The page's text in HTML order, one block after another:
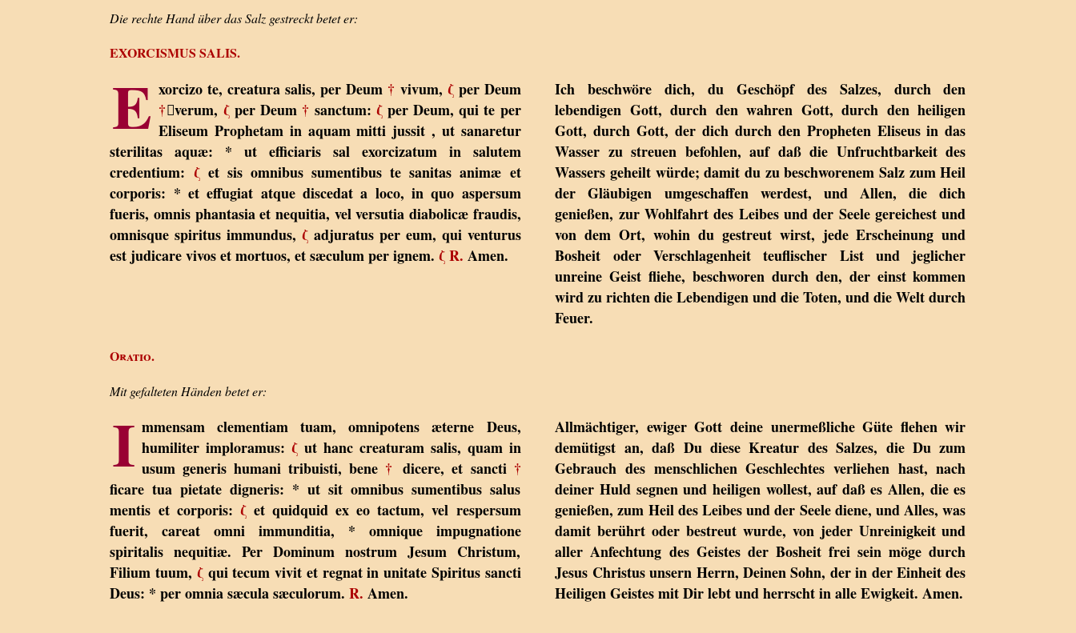
Die rechte Hand über das Salz gestreckt betet er:
EXORCISMUS SALIS.
E xorcizo te, creatura salis, per Deum † vivum, ζper Deum
†verum, ζper Deum † sanctum:ζ per Deum, qui te per
Eliseum Prophetam in aquam mitti jussit , ut sanaretur
sterilitas aquæ: * ut efficiaris sal exorcizatum in salutem
credentium: ζet sis omnibus sumentibus te sanitas animæ et
corporis: * et effugiat atque discedat a loco, in quo aspersum
fueris, omnis phantasia et nequitia, vel versutia diabolicæ fraudis,
omnisque spiritus immundus,ζ adjuratus per eum, qui venturus
est judicare vivos et mortuos, et sæculum per ignem.ζ R. Amen.
Ich beschwöre dich, du Geschöpf des Salzes, durch den
lebendigen Gott, durch den wahren Gott, durch den heiligen
Gott, durch Gott, der dich durch den Propheten Eliseus in das
Wasser zu streuen befohlen, auf daß die Unfruchtbarkeit des
Wassers geheilt würde; damit du zu beschworenem Salz zum Heil
der Gläubigen umgeschaffen werdest, und Allen, die dich
genießen, zur Wohlfahrt des Leibes und der Seele gereichest und
von dem Ort, wohin du gestreut wirst, jede Erscheinung und
Bosheit oder Verschlagenheit teuflischer List und jeglicher
unreine Geist fliehe, beschworen durch den, der einst kommen
wird zu richten die Lebendigen und die Toten, und die Welt durch
Feuer.
Oratio.
Mit gefalteten Händen betet er:
I mmensam clementiam tuam, omnipotens æterne Deus,
humiliter imploramus:ζ ut hanc creaturam salis, quam in
usum generis humani tribuisti, bene † dicere, et sancti †
ficare tua pietate digneris: * ut sit omnibus sumentibus salus
mentis et corporis: ζet quidquid ex eo tactum, vel respersum
fuerit, careat omni immunditia, * omnique impugnatione
spiritalis nequitiæ. Per Dominum nostrum Jesum Christum,
Filium tuum, ζqui tecum vivit et regnat in unitate Spiritus sancti
Deus: * per omnia sæcula sæculorum.R. Amen.
Allmächtiger, ewiger Gott deine unermeßliche Güte flehen wir
demütigst an, daß Du diese Kreatur des Salzes, die Du zum
Gebrauch des menschlichen Geschlechtes verliehen hast, nach
deiner Huld segnen und heiligen wollest, auf daß es Allen, die es
genießen, zum Heil des Leibes und der Seele diene, und Alles, was
damit berührt oder bestreut wurde, von jeder Unreinigkeit und
aller Anfechtung des Geistes der Bosheit frei sein möge durch
Jesus Christus unsern Herrn, Deinen Sohn, der in der Einheit des
Heiligen Geistes mit Dir lebt und herrscht in alle Ewigkeit. Amen.